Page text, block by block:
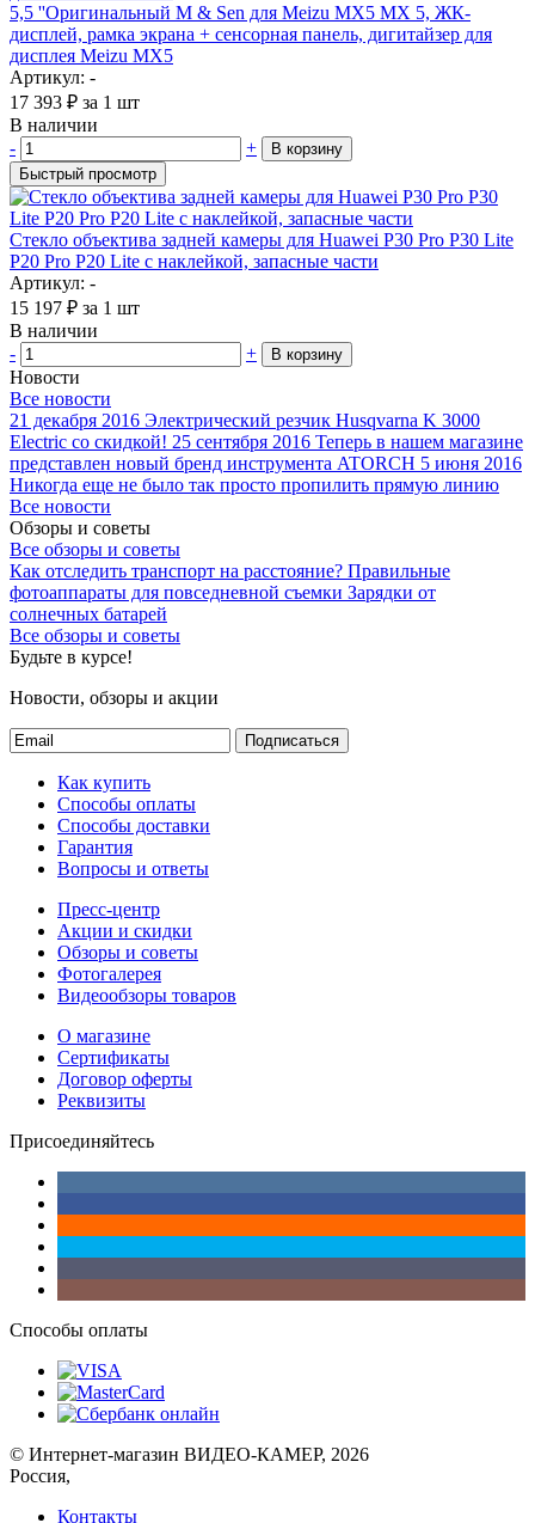
5,5 ''Оригинальный M & Sen для Meizu MX5 MX 5, ЖК-
дисплей, рамка экрана + сенсорная панель, дигитайзер для
дисплея Meizu MX5
Артикул: -
17 393 ₽ за 1 шт
В наличии
-
+
В корзину
Быстрый просмотр
Стекло объектива задней камеры для Huawei P30 Pro P30 Lite
P20 Pro P20 Lite с наклейкой, запасные части
Артикул: -
15 197 ₽ за 1 шт
В наличии
-
+ В корзину
Новости
Все новости
21 декабря 2016 Электрический резчик Husqvarna K 3000
Electric со скидкой! 25 сентября 2016 Теперь в нашем магазине
представлен новый бренд инструмента ATORCH 5 июня 2016
Никогда еще не было так просто пропилить прямую линию
Все новости
Обзоры и советы
Все обзоры и советы
Как отследить транспорт на расстояние? Правильные
фотоаппараты для повседневной съемки Зарядки от
солнечных батарей
Все обзоры и советы
Будьте в курсе!
Новости, обзоры и акции
Подписаться
Как купить
Способы оплаты
Способы доставки
Гарантия
Вопросы и ответы
Пресс-центр
Акции и скидки
Обзоры и советы
Фотогалерея
Видеообзоры товаров
О магазине
Сертификаты
Договор оферты
Реквизиты
Присоединяйтесь
Способы оплаты
© Интернет-магазин ВИДЕО-КАМЕР, 2026
Россия,
Контакты